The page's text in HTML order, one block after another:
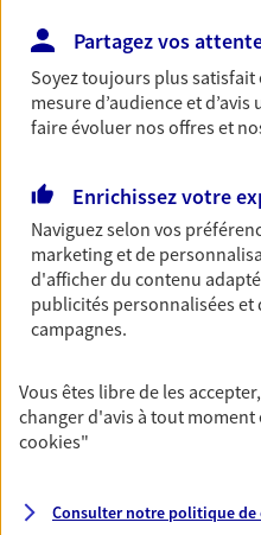
Multirisque
Protégez votre
continuité de votre
protection juridique
responsabilité civile
Découvrir l'offre
VOIR TOUTES
Partagez vos
Soyez toujours plus satisfait
mesure d’audience et
faire évoluer nos offres et
Enrichissez votre
Naviguez selon vos
marketing et de
d'afficher du contenu
publicités personnalisées et
campagnes.
Vous êtes libre de les
changer d'avis à tout moment
cookies"
Consulter notre politique de